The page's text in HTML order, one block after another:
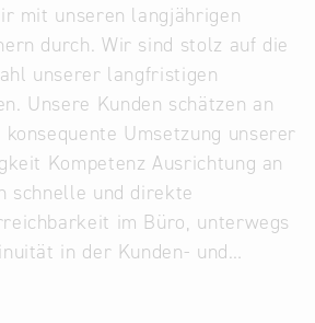
mit unseren langjährigen
durch. Wir sind stolz auf die
unserer langfristigen
Unsere Kunden schätzen an
Umsetzung unserer
Kompetenz Ausrichtung an
schnelle und direkte
im Büro, unterwegs
in der Kunden- und…